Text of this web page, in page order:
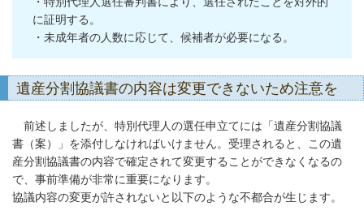
に証明する。
・未成年者の人数に応じて、候補者が必要になる。
遺産分割協議書の内容は変更できないため注意を
前述しましたが、特別代理人の選任申立てには「遺産分割協議
書（案）」を添付しなければいけません。受理されると、この遺
産分割協議書の内容で確定されて変更することができなくなるの
で、事前準備が非常に重要になります。
協議内容の変更が許されないと以下のような不都合が生じます。